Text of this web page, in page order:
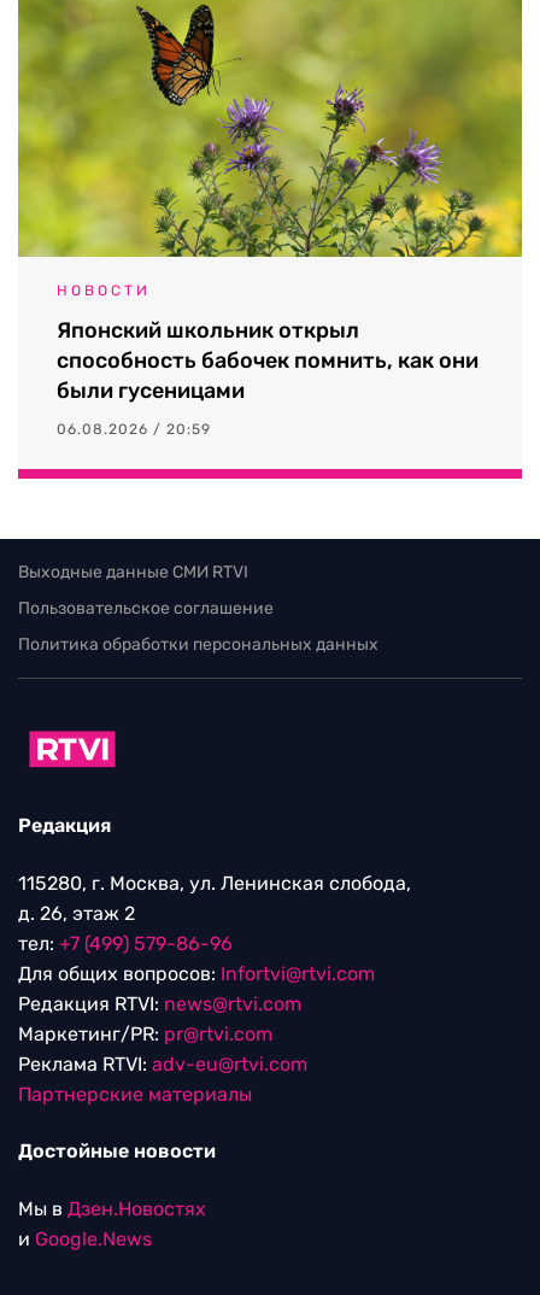
НОВОСТИ
Японский школьник открыл
способность бабочек помнить, как они
были гусеницами
06.08.2026 / 20:59
Выходные данные СМИ RTVI
Пользовательское соглашение
Политика обработки персональных данных
Редакция
115280, г. Москва, ул. Ленинская слобода,
д. 26, этаж 2
тел: +7 (499) 579-86-96
Для общих вопросов: Infortvi@rtvi.com
Редакция RTVI: news@rtvi.com
Маркетинг/PR: pr@rtvi.com
Реклама RTVI: adv-eu@rtvi.com
Партнерские материалы
Достойные новости
Мы в Дзен.Новостях
и Google.News